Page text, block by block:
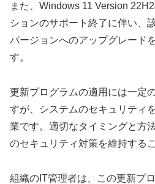
また、Windows 11 Version
ションのサポート終了に伴い、
バージョンへのアップグレード
す。
更新プログラムの適用には一定
すが、システムのセキュリティ
業です。適切なタイミングと方
のセキュリティ対策を維持する
組織のIT管理者は、この更新プ